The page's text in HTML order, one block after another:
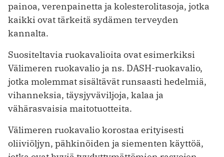
painoa, verenpainetta ja kolesterolitasoja, jotka
kaikki ovat tärkeitä sydämen terveyden
kannalta.
Suositeltavia ruokavalioita ovat esimerkiksi
Välimeren ruokavalio ja ns. DASH-ruokavalio,
jotka molemmat sisältävät runsaasti hedelmiä,
vihanneksia, täysjyväviljoja, kalaa ja
vähärasvaisia maitotuotteita.
Välimeren ruokavalio korostaa erityisesti
oliiviöljyn, pähkinöiden ja siementen käyttöä,